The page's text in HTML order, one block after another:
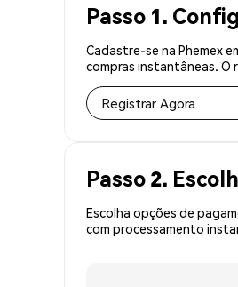
Passo 1.
Cadastre-se na Phemex
compras instantâneas. O
Registrar Agora
Passo 2.
Escolha opções de
com processamento